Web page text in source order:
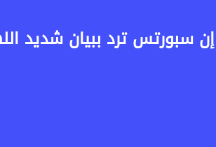
سبورتس ترد ببيان شديد